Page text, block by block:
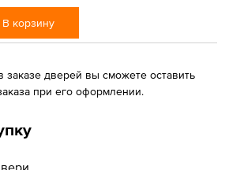
В корзину
заказе дверей вы сможете оставить
при его оформлении.